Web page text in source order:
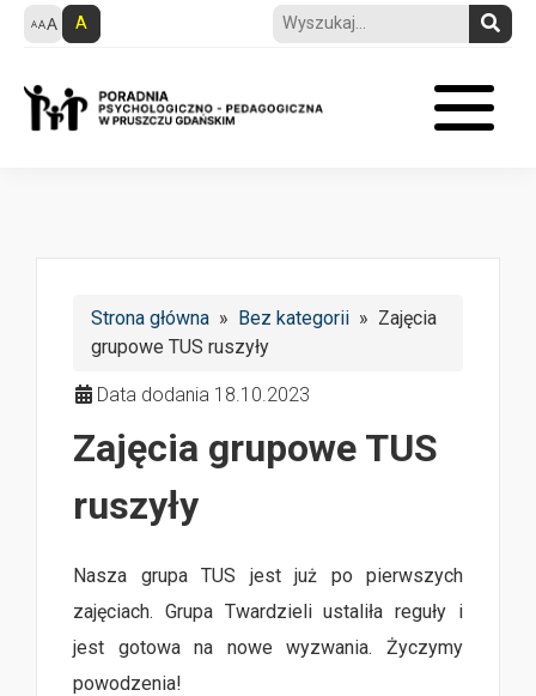
A
Strona główna » Bez kategorii » Zajęcia
grupowe TUS ruszyły
Data dodania 18.10.2023
Zajęcia grupowe TUS
ruszyły
Nasza grupa TUS jest już po pierwszych
zajęciach. Grupa Twardzieli ustaliła reguły i
jest gotowa na nowe wyzwania. Życzymy
powodzenia!